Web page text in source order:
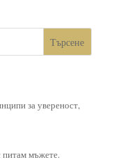
Търсене
за увереност,
мъжете.